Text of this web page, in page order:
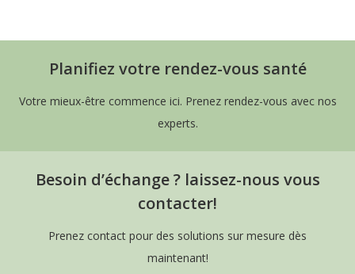
Planifiez votre rendez-vous santé
Votre mieux-être commence ici. Prenez rendez-vous avec nos
experts.
Besoin d’échange ? laissez-nous vous
contacter!
Prenez contact pour des solutions sur mesure dès
maintenant!